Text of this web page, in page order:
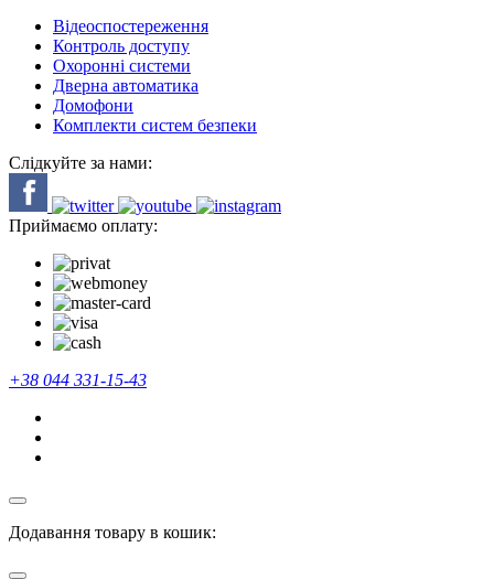
Відеоспостереження
Контроль доступу
Охоронні системи
Дверна автоматика
Домофони
Комплекти систем безпеки
Слідкуйте за нами:
Приймаємо оплату:
+38 044 331-15-43
Додавання товару в кошик: